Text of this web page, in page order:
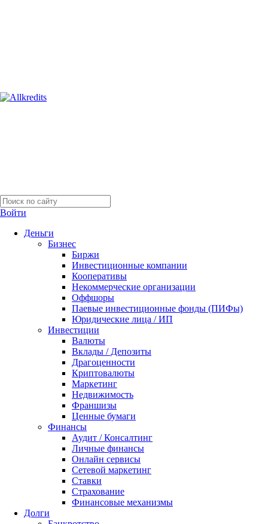
Войти
Деньги
Бизнес
Биржи
Инвестиционные компании
Кооперативы
Некоммерческие организации
Оффшоры
Паевые инвестиционные фонды (ПИФы)
Юридические лица / ИП
Инвестиции
Валюты
Вклады / Депозиты
Драгоценности
Криптовалюты
Маркетинг
Недвижимость
Франшизы
Ценные бумаги
Финансы
Аудит / Консалтинг
Личные финансы
Онлайн сервисы
Сетевой маркетинг
Ставки
Страхование
Финансовые механизмы
Долги